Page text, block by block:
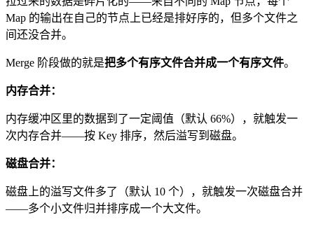
Map 的输出在自己的节点上已经是排好序的，但多个文件之
间还没合并。
Merge 阶段做的就是把多个有序文件合并成一个有序文件。
内存合并：
内存缓冲区里的数据到了一定阈值（默认 66%），就触发一
次内存合并——按 Key 排序，然后溢写到磁盘。
磁盘合并：
磁盘上的溢写文件多了（默认 10 个），就触发一次磁盘合并
——多个小文件归并排序成一个大文件。